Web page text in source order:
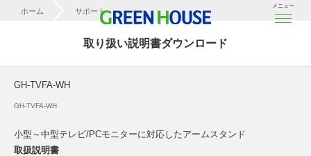
メニュー
ホーム サポート
取り扱い説明書ダウンロード
GH-TVFA-WH
GH-TVFA-WH
小型～中型テレビ/PCモニターに対応したアームスタンド
取扱説明書